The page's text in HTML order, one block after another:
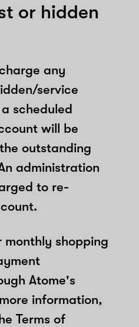
or hidden
any
service
scheduled
will be
outstanding
administration
to re-
monthly shopping
Atome's
information,
Terms of